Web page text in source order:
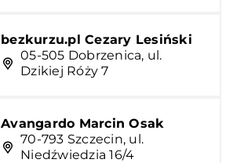
bezkurzu.pl Cezary Lesiński
05-505 Dobrzenica, ul.
Dzikiej Róży 7
Avangardo Marcin Osak
70-793 Szczecin, ul.
Niedźwiedzia 16/4